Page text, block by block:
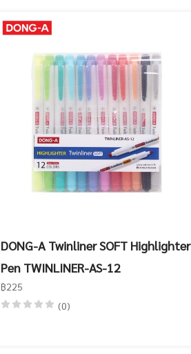
DONG-A Twinliner SOFT Highlighter
Pen TWINLINER-AS-12
฿225
(0)